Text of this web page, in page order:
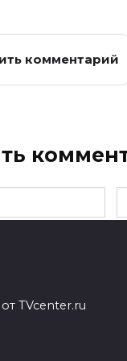
комментарий
TVcenter.ru